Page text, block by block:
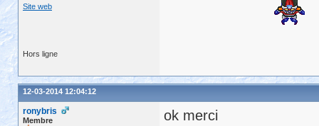
Site web
Hors ligne
12-03-2014 12:04:12
ronybris
Membre
ok merci